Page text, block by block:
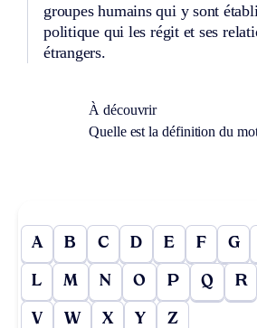
groupes humains qui y sont
politique qui les régit et ses
étrangers.
À découvrir
Quelle est la définition du
A B C D E F G
L M N O P Q R
V W X Y Z